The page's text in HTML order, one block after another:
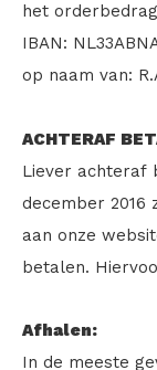
het
IBAN:
op naam van:
ACHTERAF
Liever achteraf
december 2016
aan onze
betalen.
Afhalen:
In de meeste